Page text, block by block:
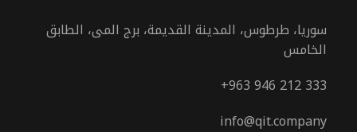
سوريا، طرطوس، المدينة القديمة، برج المى، الطابق
الخامس
+963 946 212 333
info@qit.company